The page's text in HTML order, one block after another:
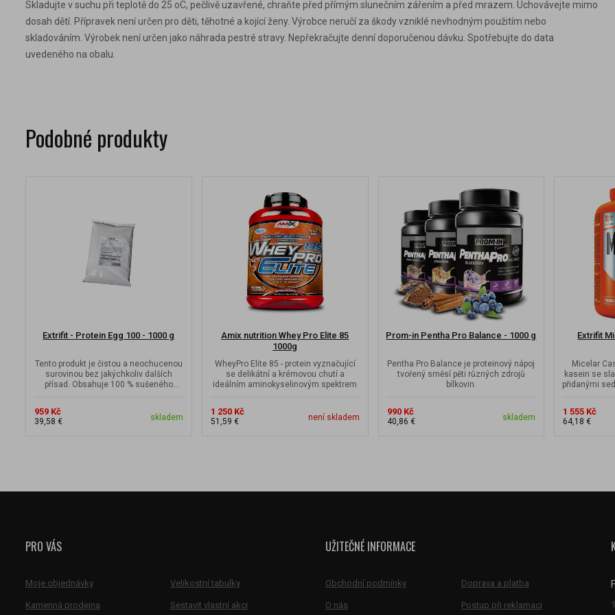
Skladujte v suchu při teplotě do 25 oC, pečlivě uzavřené, chraňte před přímým slunečním zářením a před mrazem. Uchovávejte mimo
dosah dětí. Přípravek není určen pro děti, těhotné a kojící ženy. Výrobce neručí za škody vzniklé nevhodným použitím nebo
skladováním. Výrobek není určen jako náhrada pestré stravy. Nepřekračujte denní doporučenou dávku. Spotřebujte do data
uvedeného na obalu.
Podobné produkty
Extrifit - Protein Egg 100 - 1000 g
Tento produkt je čistou a neochucenou
surovinou bez jakýchkoliv dalších
přísad. Obsahuje 100 % sušeného
959 Kč
39,58 € skladem
Amix nutrition Whey Pro Elite 85
1000g
WheyPro Elite 85 - protein vyznačující
se delikátní a krémovou chutí a
ideálním aminokyselinovým spektrem
1 250 Kč
51,59 € není skladem
Prom-in Pentha Pro Balance - 1000 g
Pentha Pro Balance je proteinový nápoj
tvořený směsí pěti různých zdrojů
bílkovin.
990 Kč
40,86 € skladem
Extrifit
Micelar
kasein se
přidanými
1 555 Kč
64,18 €
PRO VÁS
Moje objednávky Velikostní tabulky
Kamenná prodejna Sestavit vlastní akci
UŽITEČNÉ INFORMACE
Obchodní podmínky Doprava a platba
O nás Postup při reklamaci